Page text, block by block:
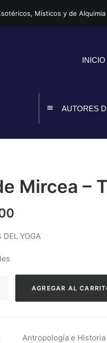
Místicos y de Alquimia
INICIO
AUTORES
Mircea –
DEL YOGA
AGREGAR AL
Antropología e Historia